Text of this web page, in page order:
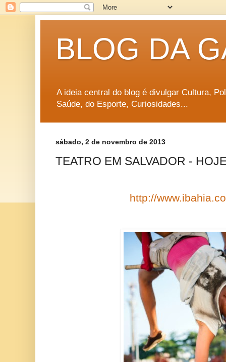
BLOG DA
A ideia central do blog é divulgar Cultura,
Saúde, do Esporte, Curiosidades...
sábado, 2 de novembro de 2013
TEATRO EM SALVADOR -
http://